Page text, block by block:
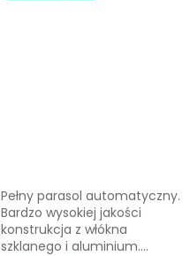
Pełny parasol automatyczny.
Bardzo wysokiej jakości
konstrukcja z włókna
szklanego i aluminium....